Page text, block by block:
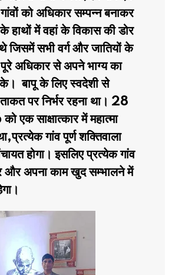
को अधिकार सम्पन्न बनाकर
के हाथों में वहां के विकास की डोर
जिसमें सभी वर्ग और जातियों के
अधिकार से अपने भाग्य का
बापू के लिए स्वदेशी से
ताकत पर निर्भर रहना था। 28
एक साक्षात्कार में महात्मा
गांव पूर्ण शक्तिवाला
होगा। इसलिए प्रत्येक गांव
और अपना काम खुद सम्भालने में